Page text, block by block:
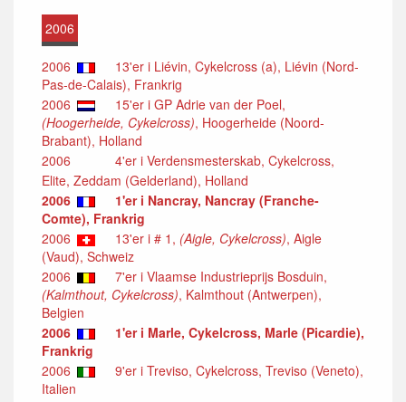
2006
2006
13'er i Liévin, Cykelcross (a), Liévin (Nord-
Pas-de-Calais), Frankrig
2006
15'er i GP Adrie van der Poel,
(Hoogerheide, Cykelcross), Hoogerheide (Noord-
Brabant), Holland
2006
4'er i Verdensmesterskab, Cykelcross,
Elite, Zeddam (Gelderland), Holland
2006
1'er i Nancray, Nancray (Franche-
Comte), Frankrig
2006
13'er i # 1, (Aigle, Cykelcross), Aigle
(Vaud), Schweiz
2006
7'er i Vlaamse Industrieprijs Bosduin,
(Kalmthout, Cykelcross), Kalmthout (Antwerpen),
Belgien
2006
1'er i Marle, Cykelcross, Marle (Picardie),
Frankrig
2006
9'er i Treviso, Cykelcross, Treviso (Veneto),
Italien